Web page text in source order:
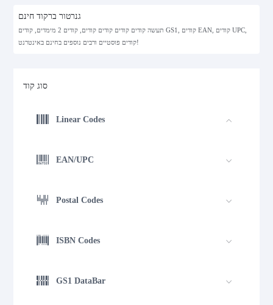
גנרטור ברקוד חינם
תעשה קודים קודים קודים קודים, קודים 2 מימדים, קודים GS1, קודים EAN, קודים UPC,
קודים פוסטיים ורבים נוספים בחינם באינטרנט!
סוג קוד
Linear Codes
EAN/UPC
Postal Codes
ISBN Codes
GS1 DataBar